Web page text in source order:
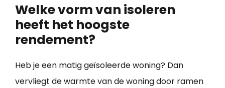
Welke vorm van isoleren
heeft het hoogste
rendement?
Heb je een matig geïsoleerde woning? Dan
vervliegt de warmte van de woning door ramen